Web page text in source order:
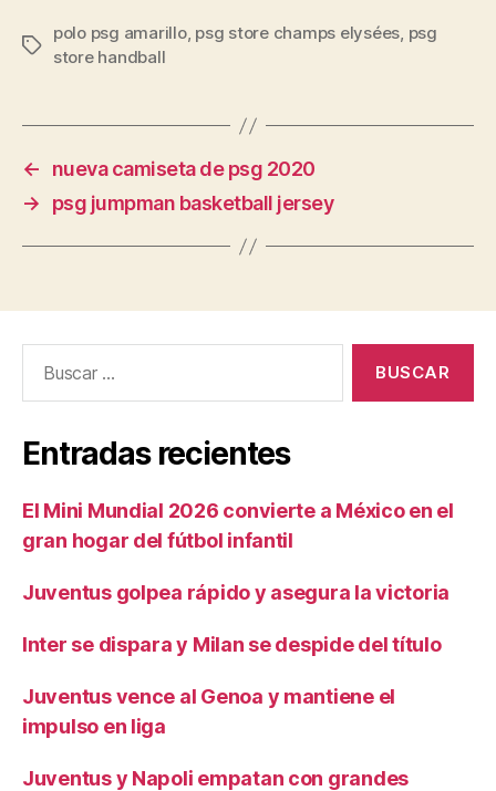
Etiquetas
polo psg amarillo, psg store champs elysées, psg
store handball
←
nueva camiseta de psg 2020
→
psg jumpman basketball jersey
Entradas recientes
El Mini Mundial 2026 convierte a México en el
gran hogar del fútbol infantil
Juventus golpea rápido y asegura la victoria
Inter se dispara y Milan se despide del título
Juventus vence al Genoa y mantiene el
impulso en liga
Juventus y Napoli empatan con grandes